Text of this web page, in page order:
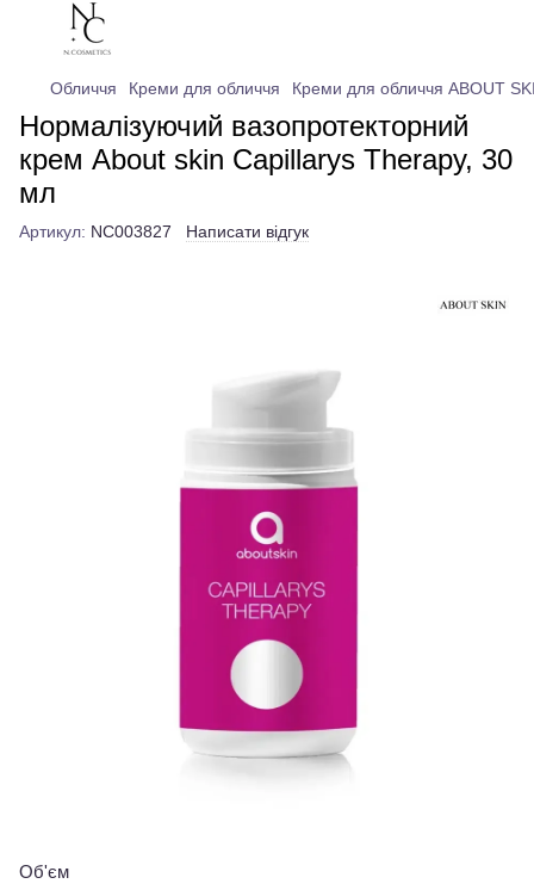
Обличчя Креми для обличчя Креми для обличчя ABOUT
Нормалізуючий вазопротекторний
крем About skin Capillarys Therapy, 30
мл
Артикул: NC003827 Написати відгук
Об'єм